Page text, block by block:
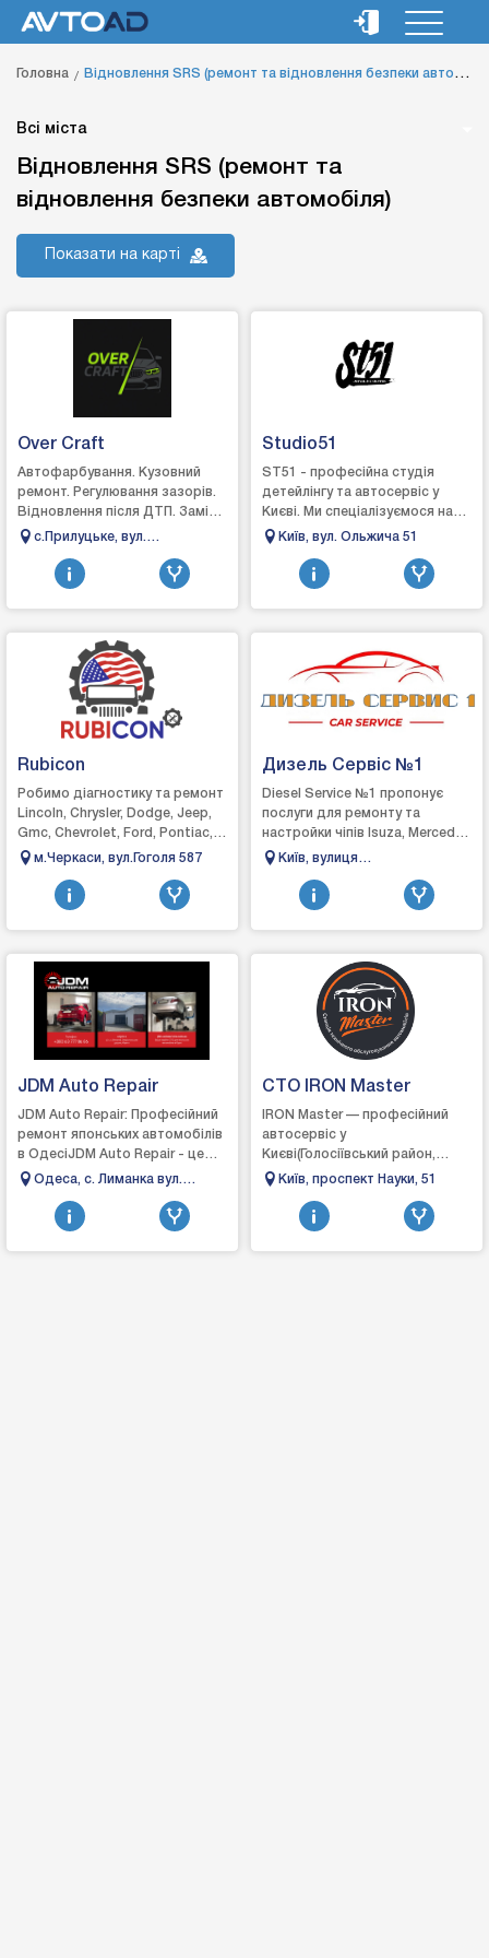
Головна Відновлення SRS (ремонт та відновлення безпеки автомобіля)
Всі міста
Відновлення SRS (ремонт та
відновлення безпеки автомобіля)
Показати на карті
Over Craft
Автофарбування. Кузовний
ремонт. Регулювання зазорів.
Відновлення після ДТП. Заміна
деталей кузова. Пайка
Зварювання алюм...
с.Прилуцьке, вул.
Ківерцівська 79
Studio51
ST51 - професійна студія
детейлінгу та автосервіс у
Києві. Ми спеціалізуємося на
комплексному догляді, захисті
Київ, вул. Ольжича 51
Rubicon
Робимо діагностику та ремонт
Lincoln, Chrysler, Dodge, Jeep,
Gmc, Chevrolet, Ford, Pontiac,
Saturn, Mercury, Buick, Cadillac,
м.Черкаси, вул.Гоголя 587
Дизель Сервіс №1
Diesel Service №1 пропонує
послуги для ремонту та
настройки чіпів Isuza, Mercedes
та інших марок вантажних
автомобілі, мікроав...
Київ, вулиця
новоконстантинівська, 1в
JDM Auto Repair
JDM Auto Repair: Професійний
ремонт японських автомобілів
в ОдесіJDM Auto Repair - це
автосервіс, який
обслуговуванні...
Одеса, с. Лиманка вул.
Овідіопольська 1/21
СТО IRON Master
IRON Master — професійний
автосервіс у
Києві(Голосіївський район,
проспект Науки, 51).Вже понад
спектр послуг з обслугов...
Київ, проспект Науки, 51